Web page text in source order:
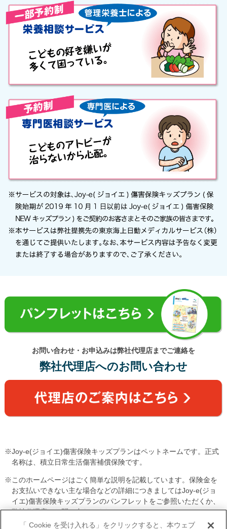
お問い合わせ・お申込みは弊社代理店までご連絡を
弊社代理店へのお問い合わせ
Joy-e(ジョイエ)傷害保険キッズプランはペットネームです。正式
名称は、積立日常生活傷害補償保険です。
このホームページはごく簡単な説明を記載しています。保険金を
お支払いできない主な場合などの詳細につきましてはJoy-e(ジョ
イエ)傷害保険キッズプランのパンフレットをご参照いただくか、
弊社代理店へお問い合わせください。
「 Cookie を受け入れる」をクリックすると、本ウェブ